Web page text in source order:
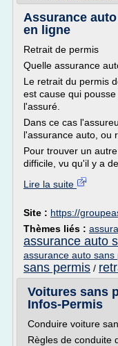
Assurance
en ligne
Retrait de permis
Quelle assurance
Le retrait du permis
est cause qui
l'assuré.
Dans ce cas
l'assurance auto, ou
Pour trouver un
difficile, vu qu'il y a
Lire la suite
Site : https://
Thèmes liés :
assurance auto
assurance auto sans
sans permis /
Voitures sans
Infos-Permis
Conduire voiture
Règles de conduite